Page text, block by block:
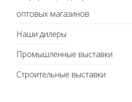
оптовых магазинов
Наши дилеры
Промышленные выставки
Строительные выставки